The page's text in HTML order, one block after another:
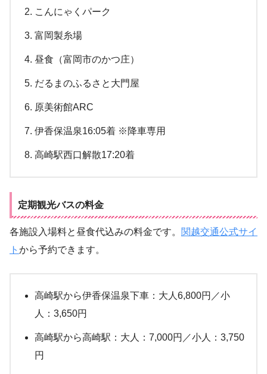
こんにゃくパーク
富岡製糸場
昼食（富岡市のかつ庄）
だるまのふるさと大門屋
原美術館ARC
伊香保温泉16:05着 ※降車専用
高崎駅西口解散17:20着
定期観光バスの料金
各施設入場料と昼食代込みの料金です。 関越交通公式サイ
ト から予約できます。
高崎駅から伊香保温泉下車：大人6,800円／小
人：3,650円
高崎駅から高崎駅：大人：7,000円／小人：3,750
円